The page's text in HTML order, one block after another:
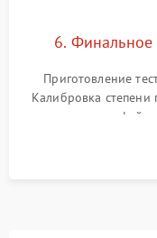
6. Финальное
Приготовление
Калибровка
плотности
качества молочной